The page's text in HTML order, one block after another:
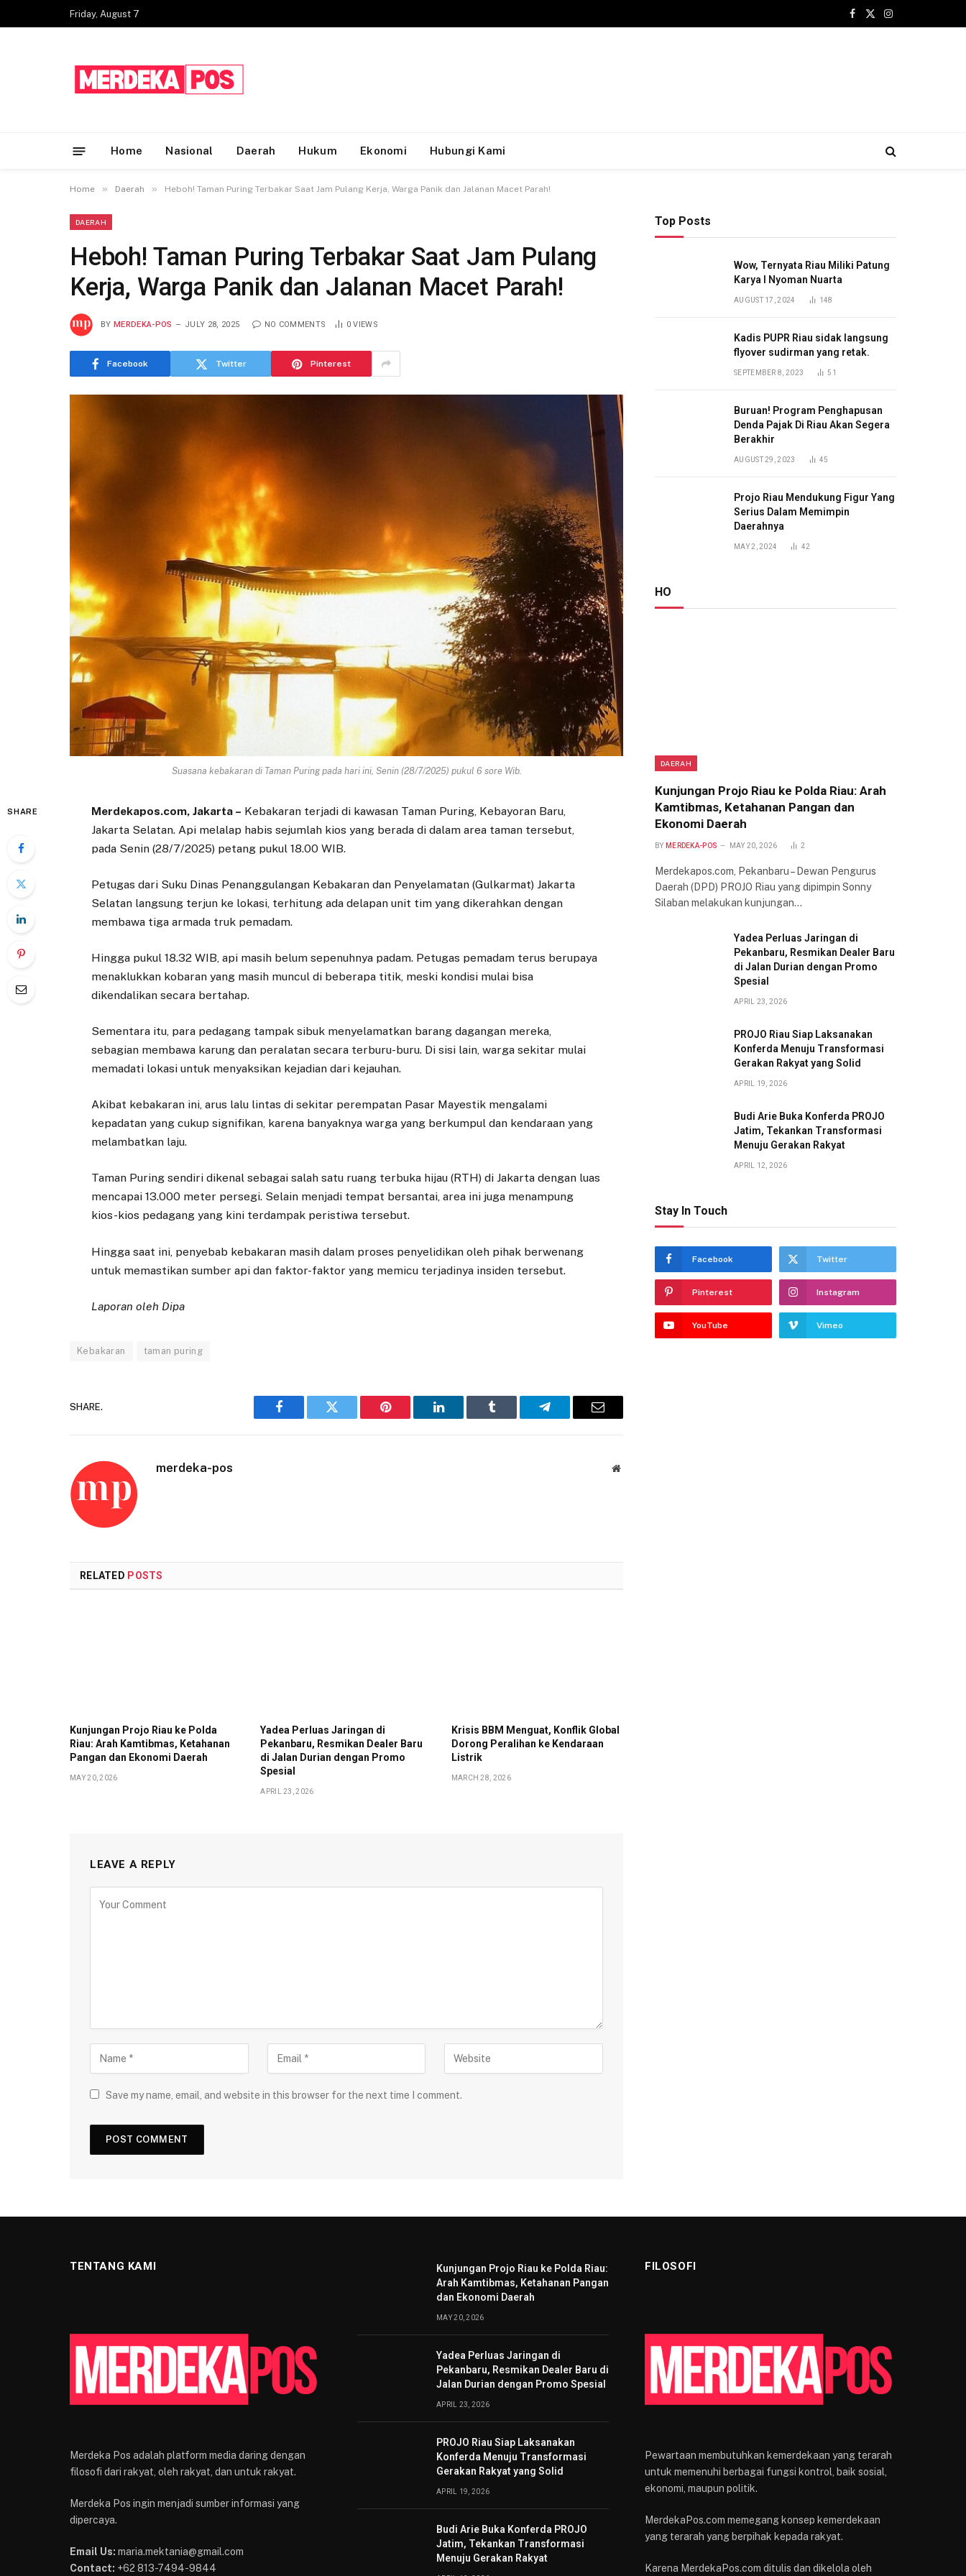
Friday, August 7
Facebook
X
Instagram
Home Nasional Daerah Hukum Ekonomi Hubungi Kami
Home » Daerah » Heboh! Taman Puring Terbakar Saat Jam Pulang Kerja, Warga Panik dan Jalanan Macet Parah!
DAERAH
Heboh! Taman Puring Terbakar Saat Jam Pulang
Kerja, Warga Panik dan Jalanan Macet Parah!
BY MERDEKA-POS JULY 28, 2025 NO COMMENTS 0VIEWS
Facebook Twitter Pinterest
Suasana kebakaran di Taman Puring pada hari ini, Senin (28/7/2025) pukul 6 sore Wib.
SHARE Merdekapos.com, Jakarta – Kebakaran terjadi di kawasan Taman Puring, Kebayoran Baru,
Jakarta Selatan. Api melalap habis sejumlah kios yang berada di dalam area taman tersebut,
pada Senin (28/7/2025) petang pukul 18.00 WIB.
Petugas dari Suku Dinas Penanggulangan Kebakaran dan Penyelamatan (Gulkarmat) Jakarta
Selatan langsung terjun ke lokasi, terhitung ada delapan unit tim yang dikerahkan dengan
membawa tiga armada truk pemadam.
Hingga pukul 18.32 WIB, api masih belum sepenuhnya padam. Petugas pemadam terus berupaya
menaklukkan kobaran yang masih muncul di beberapa titik, meski kondisi mulai bisa
dikendalikan secara bertahap.
Sementara itu, para pedagang tampak sibuk menyelamatkan barang dagangan mereka,
sebagian membawa karung dan peralatan secara terburu-buru. Di sisi lain, warga sekitar mulai
memadati lokasi untuk menyaksikan kejadian dari kejauhan.
Akibat kebakaran ini, arus lalu lintas di sekitar perempatan Pasar Mayestik mengalami
kepadatan yang cukup signifikan, karena banyaknya warga yang berkumpul dan kendaraan yang
melambatkan laju.
Taman Puring sendiri dikenal sebagai salah satu ruang terbuka hijau (RTH) di Jakarta dengan luas
mencapai 13.000 meter persegi. Selain menjadi tempat bersantai, area ini juga menampung
kios-kios pedagang yang kini terdampak peristiwa tersebut.
Hingga saat ini, penyebab kebakaran masih dalam proses penyelidikan oleh pihak berwenang
untuk memastikan sumber api dan faktor-faktor yang memicu terjadinya insiden tersebut.
Laporan oleh Dipa
Kebakaran taman puring
SHARE.
Facebook Twitter Pinterest LinkedIn Tumblr Telegram Email
merdeka-pos Website
RELATED POSTS
Kunjungan Projo Riau ke Polda
Riau: Arah Kamtibmas, Ketahanan
Pangan dan Ekonomi Daerah
MAY 20, 2026
Yadea Perluas Jaringan di
Pekanbaru, Resmikan Dealer Baru
di Jalan Durian dengan Promo
Spesial
APRIL 23, 2026
Krisis BBM Menguat, Konflik Global
Dorong Peralihan ke Kendaraan
Listrik
MARCH 28, 2026
LEAVE A REPLY
Save my name, email, and website in this browser for the next time I comment.
Top Posts
Wow, Ternyata Riau Miliki Patung
Karya I Nyoman Nuarta
AUGUST 17, 2024 148
Kadis PUPR Riau sidak langsung
flyover sudirman yang retak.
SEPTEMBER 8, 2023 51
Buruan! Program Penghapusan
Denda Pajak Di Riau Akan Segera
Berakhir
AUGUST 29, 2023 45
Projo Riau Mendukung Figur Yang
Serius Dalam Memimpin
Daerahnya
MAY 2, 2024 42
HO
DAERAH
Kunjungan Projo Riau ke Polda Riau: Arah
Kamtibmas, Ketahanan Pangan dan
Ekonomi Daerah
BY MERDEKA-POS MAY 20, 2026 2
Merdekapos.com, Pekanbaru – Dewan Pengurus
Daerah (DPD) PROJO Riau yang dipimpin Sonny
Silaban melakukan kunjungan…
Yadea Perluas Jaringan di
Pekanbaru, Resmikan Dealer Baru
di Jalan Durian dengan Promo
Spesial
APRIL 23, 2026
PROJO Riau Siap Laksanakan
Konferda Menuju Transformasi
Gerakan Rakyat yang Solid
APRIL 19, 2026
Budi Arie Buka Konferda PROJO
Jatim, Tekankan Transformasi
Menuju Gerakan Rakyat
APRIL 12, 2026
Stay In Touch
Facebook Twitter
Pinterest Instagram
YouTube Vimeo
TENTANG KAMI
Merdeka Pos adalah platform media daring dengan
filosofi dari rakyat, oleh rakyat, dan untuk rakyat.
Merdeka Pos ingin menjadi sumber informasi yang
dipercaya.
Email Us: maria.mektania@gmail.com
Contact: +62 813-7494-9844
Kunjungan Projo Riau ke Polda Riau:
Arah Kamtibmas, Ketahanan Pangan
dan Ekonomi Daerah
MAY 20, 2026
Yadea Perluas Jaringan di
Pekanbaru, Resmikan Dealer Baru di
Jalan Durian dengan Promo Spesial
APRIL 23, 2026
PROJO Riau Siap Laksanakan
Konferda Menuju Transformasi
Gerakan Rakyat yang Solid
APRIL 19, 2026
Budi Arie Buka Konferda PROJO
Jatim, Tekankan Transformasi
Menuju Gerakan Rakyat
FILOSOFI
Pewartaan membutuhkan kemerdekaan yang terarah
untuk memenuhi berbagai fungsi kontrol, baik sosial,
ekonomi, maupun politik.
MerdekaPos.com memegang konsep kemerdekaan
yang terarah yang berpihak kepada rakyat.
Karena MerdekaPos.com ditulis dan dikelola oleh